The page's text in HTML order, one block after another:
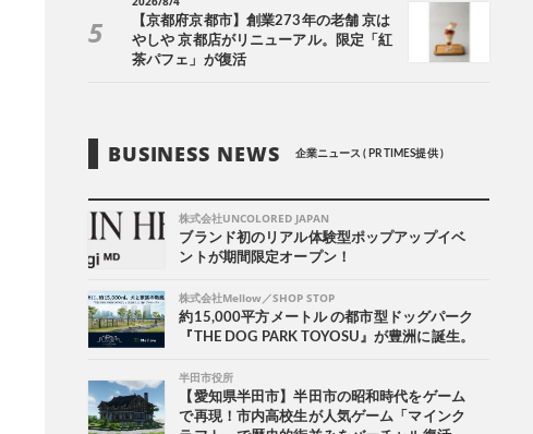
【京都府京都市】創業273年の老舗 京は
やしや 京都店がリニューアル。限定「紅
茶パフェ」が復活
BUSINESS NEWS 企業ニュース ( PR TIMES提供 )
株式会社UNCOLORED JAPAN
ブランド初のリアル体験型ポップアップイベ
ントが期間限定オープン！
株式会社Mellow／SHOP STOP
約15,000平方メートル の都市型ドッグパーク
『THE DOG PARK TOYOSU』が豊洲に誕生。
半田市役所
【愛知県半田市】半田市の昭和時代をゲーム
で再現！市内高校生が人気ゲーム「マインク